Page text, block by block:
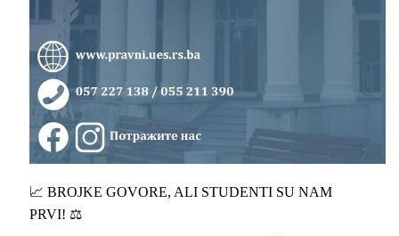
📈 BROJKE GOVORE, ALI STUDENTI SU NAM
PRVI! ⚖️